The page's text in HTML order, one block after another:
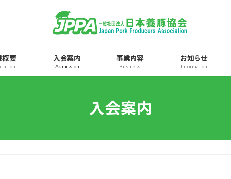
概要 入会案内
Admission
事業内容
Business
お知らせ
Information
入会案内